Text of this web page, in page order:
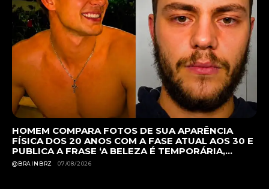
HOMEM COMPARA FOTOS DE SUA APARÊNCIA
FÍSICA DOS 20 ANOS COM A FASE ATUAL AOS 30 E
PUBLICA A FRASE ‘A BELEZA É TEMPORÁRIA,...
@BRAINBRZ 07/08/2026